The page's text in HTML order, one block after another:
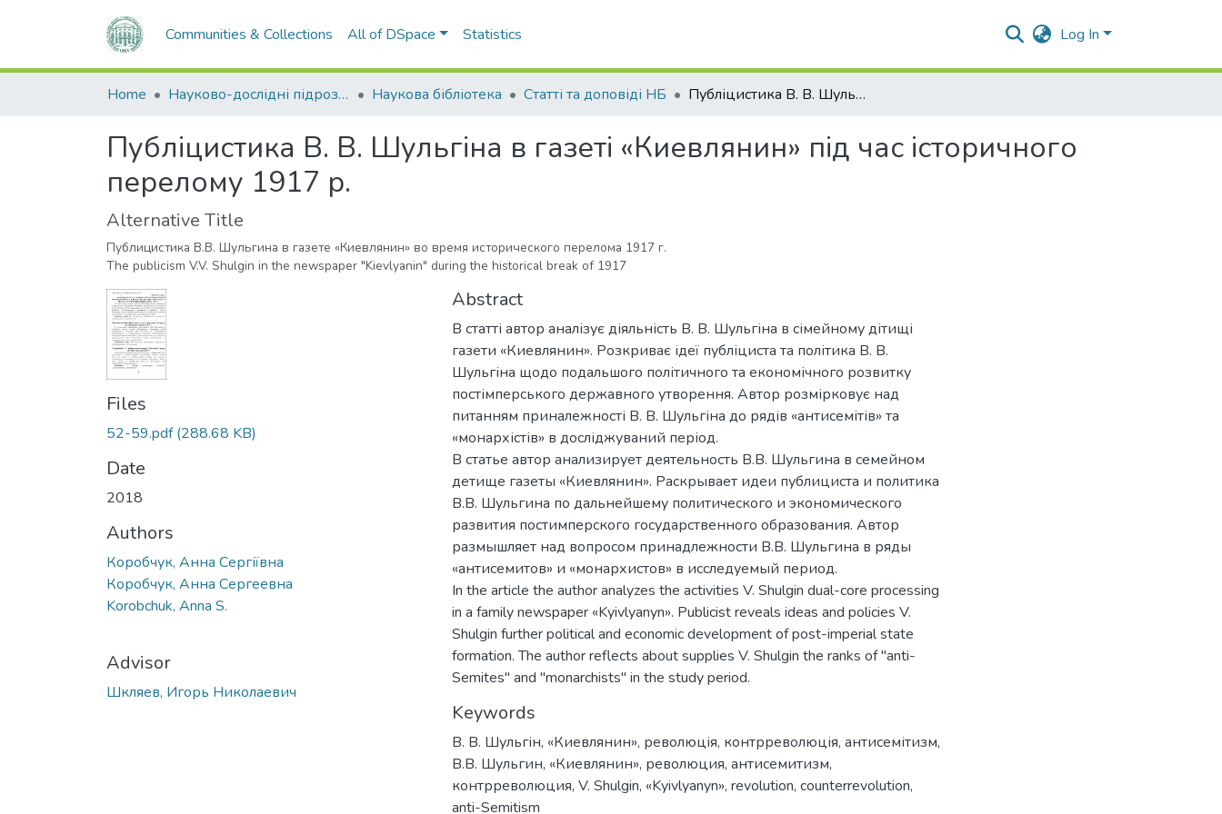
Communities & Collections All of DSpace Statistics Log In
Home Науково-дослідні підрозділи Наукова бібліотека Статті та доповіді НБ Публіцистика В. В. Шульгіна в газеті «Киевлянин» під час історичного перелому 1917 р.
Публіцистика В. В. Шульгіна в газеті «Киевлянин» під час історичного
перелому 1917 р.
Alternative Title
Публицистика В.В. Шульгина в газете «Киевлянин» во время исторического перелома 1917 г.
The publicism V.V. Shulgin in the newspaper "Kievlyanin" during the historical break of 1917
Files
52-59.pdf(288.68 KB)
Date
2018
Authors
Коробчук, Анна Сергіївна
Коробчук, Анна Сергеевна
Korobchuk, Anna S.
Advisor
Шкляев, Игорь Николаевич
Abstract
В статті автор аналізує діяльність В. В. Шульгіна в сімейному дітищі
газети «Киевлянин». Розкриває ідеї публіциста та політика В. В.
Шульгіна щодо подальшого політичного та економічного розвитку
постімперського державного утворення. Автор розмірковує над
питанням приналежності В. В. Шульгіна до рядів «антисемітів» та
«монархістів» в досліджуваний період.
В статье автор анализирует деятельность В.В. Шульгина в семейном
детище газеты «Киевлянин». Раскрывает идеи публициста и политика
В.В. Шульгина по дальнейшему политического и экономического
развития постимперского государственного образования. Автор
размышляет над вопросом принадлежности В.В. Шульгина в ряды
«антисемитов» и «монархистов» в исследуемый период.
In the article the author analyzes the activities V. Shulgin dual-core processing
in a family newspaper «Kyivlyanyn». Publicist reveals ideas and policies V.
Shulgin further political and economic development of post-imperial state
formation. The author reflects about supplies V. Shulgin the ranks of "anti-
Semites" and "monarchists" in the study period.
Keywords
В. В. Шульгін, «Киевлянин», революція, контрреволюція, антисемітизм,
В.В. Шульгин, «Киевлянин», революция, антисемитизм,
контрреволюция, V. Shulgin, «Kyivlyanyn», revolution, counterrevolution,
anti-Semitism